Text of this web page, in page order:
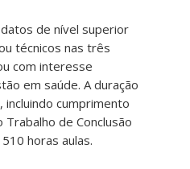
de nível superior
técnicos nas três
com interesse
em saúde. A duração
cumprimento
de Conclusão
horas aulas.